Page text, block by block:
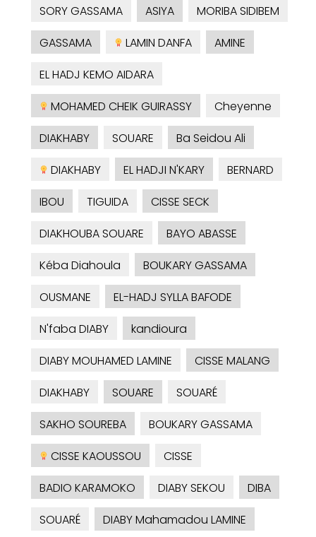
SORY GASSAMA ASIYA
MORIBA SIDIBEM
GASSAMA
LAMIN DANFA
AMINE
EL HADJ KEMO AIDARA
MOHAMED CHEIK GUIRASSY
Cheyenne
DIAKHABY
SOUARE
Ba Seidou Ali
DIAKHABY
EL HADJI N'KARY
BERNARD
IBOU
TIGUIDA
CISSE SECK
DIAKHOUBA SOUARE
BAYO ABASSE
Kéba Diahoula
BOUKARY GASSAMA
OUSMANE
EL-HADJ SYLLA BAFODE
N'faba DIABY
kandioura
DIABY MOUHAMED LAMINE
CISSE MALANG
DIAKHABY
SOUARE
SOUARÉ
SAKHO SOUREBA
BOUKARY GASSAMA
CISSE KAOUSSOU
CISSE
BADIO KARAMOKO
DIABY SEKOU
DIBA
SOUARÉ
DIABY Mahamadou LAMINE